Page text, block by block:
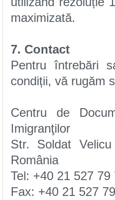
maximizată.
7. Contact
condiții, vă rugăm
Imigranţilor
România
Tel: +40 21 527 79
Fax: +40 21 527